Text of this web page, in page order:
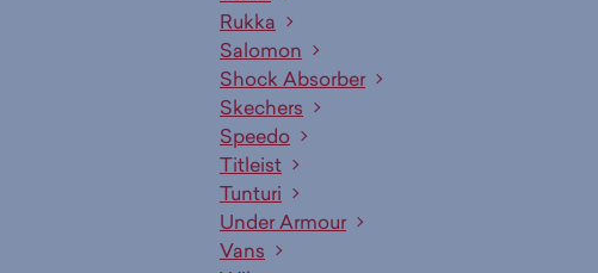
Rukka
Salomon
Shock Absorber
Skechers
Speedo
Titleist
Tunturi
Under Armour
Vans